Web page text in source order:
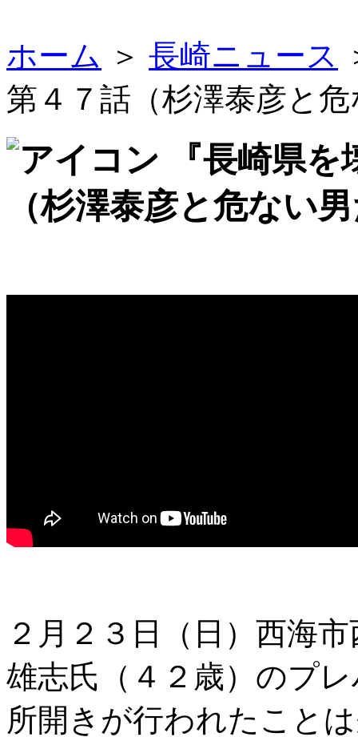
ホーム ＞ 長崎ニュース
第４７話（杉澤泰彦と
『長崎県
（杉澤泰彦と危ない
２月２３日（日）西海
雄志氏（４２歳）のプ
所開きが行われたこと